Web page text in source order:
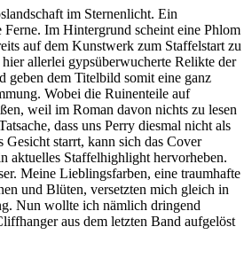
im Sternenlicht. Ein
Ferne. Im Hintergrund scheint eine Phlom
auf dem Kunstwerk zum Staffelstart zu
allerlei gypsüberwucherte Relikte der
geben dem Titelbild somit eine ganz
Wobei die Ruinenteile auf
weil im Roman davon nichts zu lesen
dass uns Perry diesmal nicht als
starrt, kann sich das Cover
aktuelles Staffelhighlight hervorheben.
Meine Lieblingsfarben, eine traumhafte
und Blüten, versetzten mich gleich in
Nun wollte ich nämlich dringend
aus dem letzten Band aufgelöst